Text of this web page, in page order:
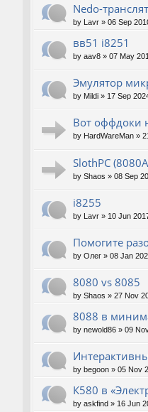
Nedo-
by Lavr » 06 Sep
вв51 i8251
by aav8 » 07 May
Эмулятор
by Mildi » 17 Sep
Вот оффдоки
by HardWareMan »
SlothPC
by Shaos » 08 Sep
i8255
by Lavr » 10 Jun
Помогите
by Олег » 08 Jan
8080 vs 8085
by Shaos » 27 Nov
8088 в
by newold86 » 09
by begoon » 05 Nov
К580 в
by askfind » 16 Jun